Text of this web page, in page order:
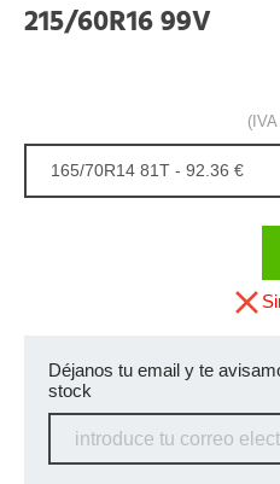
215/60R16 99V
165/70R14 81T - 92.36 €
Déjanos tu email y te
stock